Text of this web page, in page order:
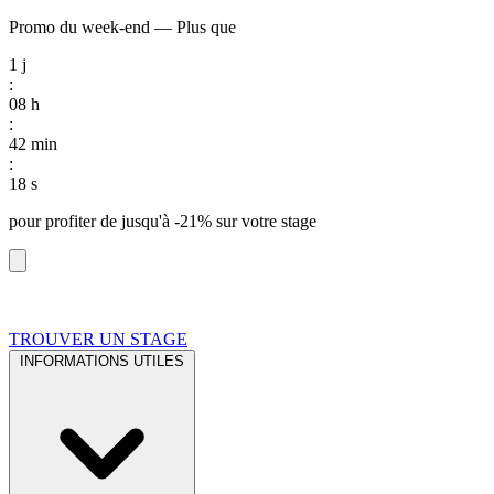
Promo du week-end — Plus que
1 j
:
08 h
:
42 min
:
17 s
pour profiter de jusqu'à -21% sur votre stage
TROUVER UN STAGE
INFORMATIONS UTILES